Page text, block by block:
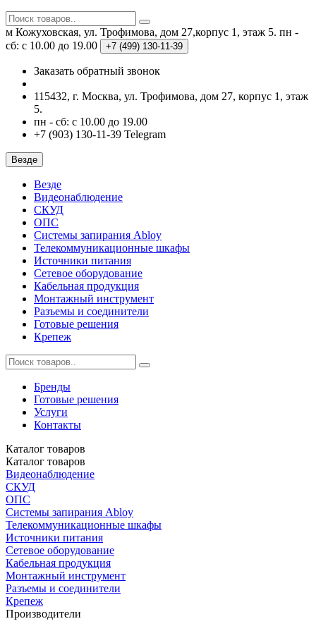
м Кожуховская, ул. Трофимова, дом 27,корпус 1, этаж 5. пн -
сб: с 10.00 до 19.00
+7 (499) 130-11-39
Заказать обратный звонок
115432, г. Москва, ул. Трофимова, дом 27, корпус 1, этаж
5.
пн - сб: с 10.00 до 19.00
+7 (903) 130-11-39 Telegram
Везде
Везде
Видеонаблюдение
СКУД
ОПС
Системы запирания Abloy
Телекоммуникационные шкафы
Источники питания
Сетевое оборудование
Кабельная продукция
Монтажный инструмент
Разъемы и соединители
Готовые решения
Крепеж
Бренды
Готовые решения
Услуги
Контакты
Каталог товаров
Каталог товаров
Видеонаблюдение
СКУД
ОПС
Системы запирания Abloy
Телекоммуникационные шкафы
Источники питания
Сетевое оборудование
Кабельная продукция
Монтажный инструмент
Разъемы и соединители
Крепеж
Производители